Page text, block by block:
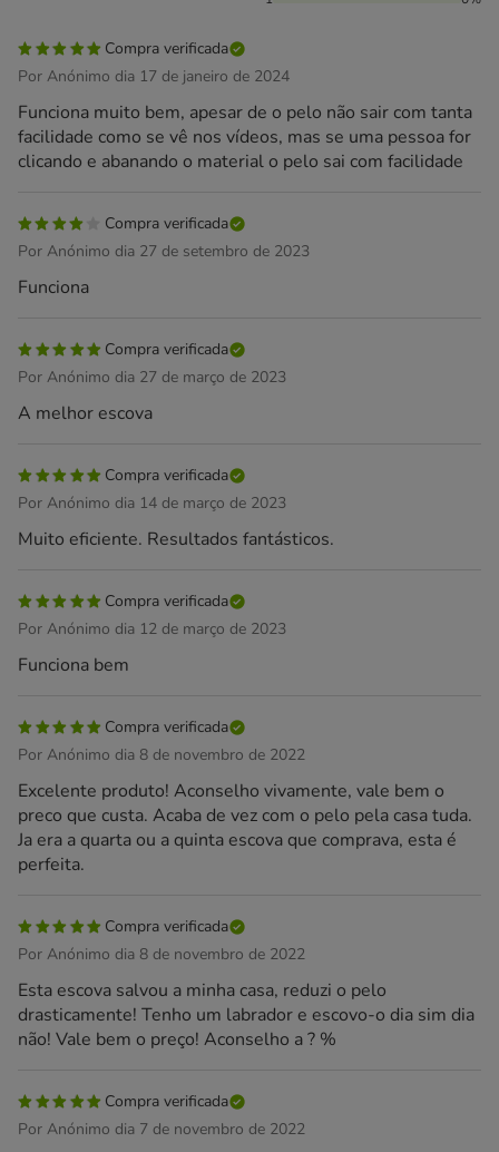
Compra verificada
Por Anónimo dia 17 de janeiro de 2024
Funciona muito bem, apesar de o pelo não sair com tanta
facilidade como se vê nos vídeos, mas se uma pessoa for
clicando e abanando o material o pelo sai com facilidade
Compra verificada
Por Anónimo dia 27 de setembro de 2023
Funciona
Compra verificada
Por Anónimo dia 27 de março de 2023
A melhor escova
Compra verificada
Por Anónimo dia 14 de março de 2023
Muito eficiente. Resultados fantásticos.
Compra verificada
Por Anónimo dia 12 de março de 2023
Funciona bem
Compra verificada
Por Anónimo dia 8 de novembro de 2022
Excelente produto! Aconselho vivamente, vale bem o
preco que custa. Acaba de vez com o pelo pela casa tuda.
Ja era a quarta ou a quinta escova que comprava, esta é
perfeita.
Compra verificada
Por Anónimo dia 8 de novembro de 2022
Esta escova salvou a minha casa, reduzi o pelo
drasticamente! Tenho um labrador e escovo-o dia sim dia
não! Vale bem o preço! Aconselho a ? %
Compra verificada
Por Anónimo dia 7 de novembro de 2022